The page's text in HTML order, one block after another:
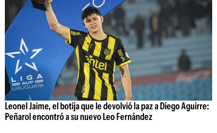
Leonel Jaime, el botija que le devolvió la paz a Diego Aguirre:
Peñarol encontró a su nuevo Leo Fernández